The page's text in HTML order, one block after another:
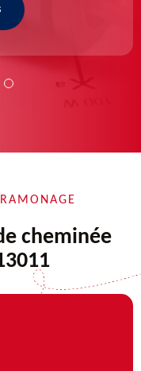
cheminée